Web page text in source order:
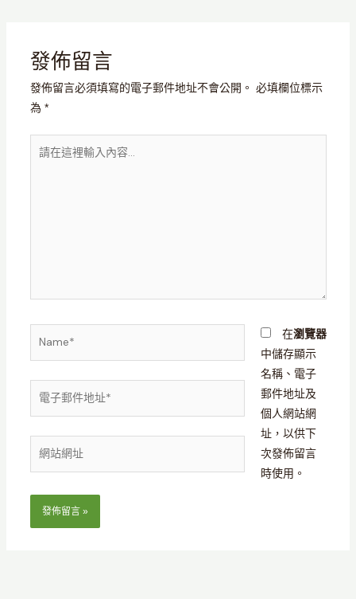
發佈留言
發佈留言必須填寫的電子郵件地址不會公開。 必填欄位標示
為 *
件
在瀏覽器
中儲存顯示
名稱、電子
郵件地址及
個人網站網
址，以供下
次發佈留言
時使用。